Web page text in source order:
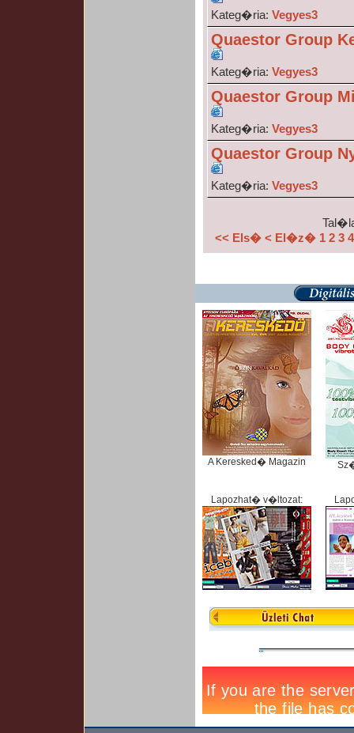
Kateg�ria: Vegyes3
Quaestor Group
Kateg�ria: Vegyes3
Quaestor Group
Kateg�ria: Vegyes3
Quaestor Group
Kateg�ria: Vegyes3
<< Els� < El�z� 1 2 3 4
A Keresked� Magazin
Lapozhat� v�ltozat: